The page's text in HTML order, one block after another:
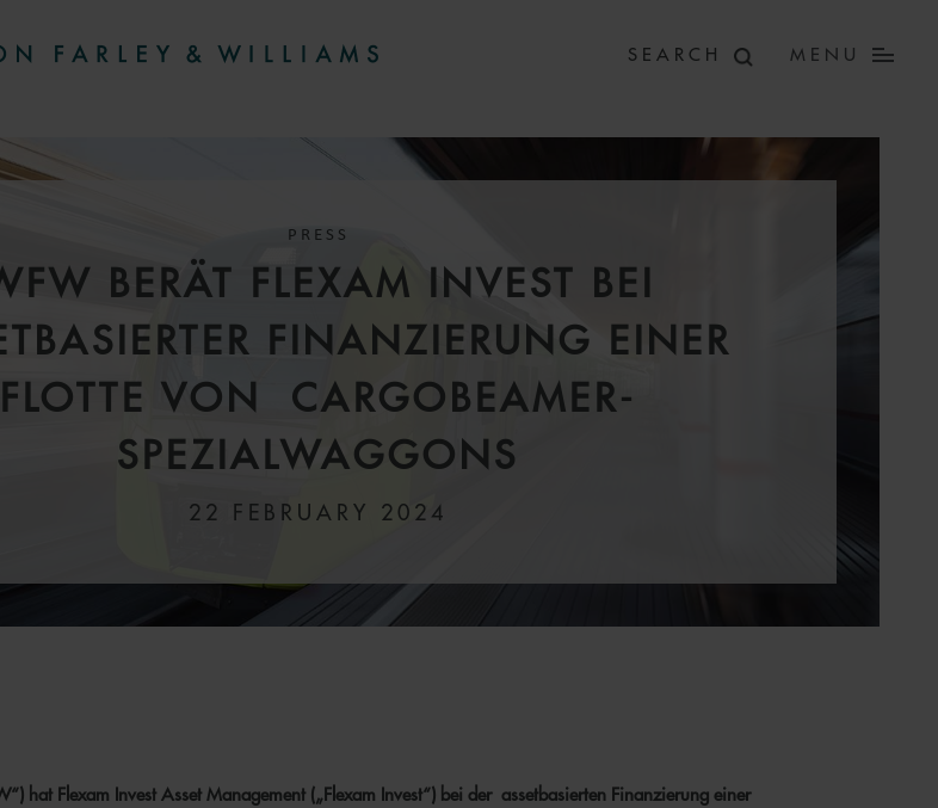
MENU
PRESS
BERÄT FLEXAM INVEST BEI
FINANZIERUNG EINER
FLOTTE VON CARGOBEAMER-
SPEZIALWAGGONS
22 FEBRUARY 2024
hat Flexam Invest Asset Management („Flexam Invest“) bei der asset­basierten Finanzierung einer